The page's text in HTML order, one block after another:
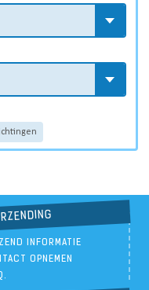
INFORMATIE
OPNEMEN